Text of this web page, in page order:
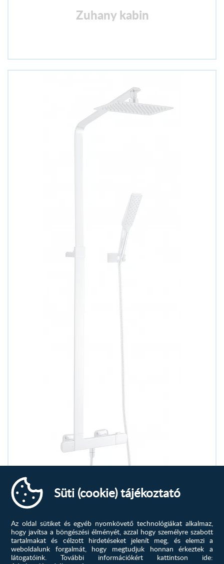
Zuhany kabin
Süti (cookie) tájékoztató
Az oldal sütiket és egyéb nyomkövető technológiákat alkalmaz,
hogy javítsa a böngészési élményét, azzal hogy személyre szabott
tartalmakat és célzott hirdetéseket jelenít meg, és elemzi a
weboldalunk forgalmát, hogy megtudjuk honnan érkeztek a
látogatóink.
További információkért kattintson ide: